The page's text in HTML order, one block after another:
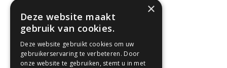
×
Deze website maakt
gebruik van cookies.
Deze website gebruikt cookies om uw
gebruikerservaring te verbeteren. Door
onze website te gebruiken, stemt u in met